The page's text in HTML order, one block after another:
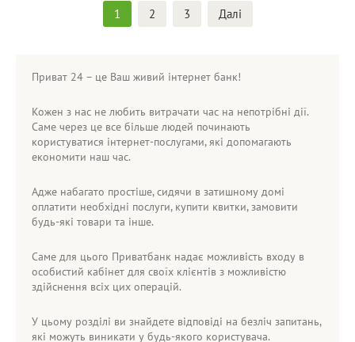
1 2 3 Далі
Приват 24 – це Ваш живий інтернет банк!
Кожен з нас не любить витрачати час на непотрібні дії.
Саме через це все більше людей починають
користуватися інтернет-послугами, які допомагають
економити наш час.
Адже набагато простіше, сидячи в затишному домі
оплатити необхідні послуги, купити квитки, замовити
будь-які товари та інше.
Саме для цього Приватбанк надає можливість входу в
особистий кабінет для своїх клієнтів з можливістю
здійснення всіх цих операцій.
У цьому розділі ви знайдете відповіді на безліч запитань,
які можуть виникати у будь-якого користувача.